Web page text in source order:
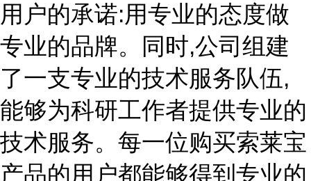
用户的承诺:用专业的态度做
专业的品牌。同时,公司组建
了一支专业的技术服务队伍,
能够为科研工作者提供专业的
技术服务。每一位购买索莱宝
产品的用户都能够得到专业的